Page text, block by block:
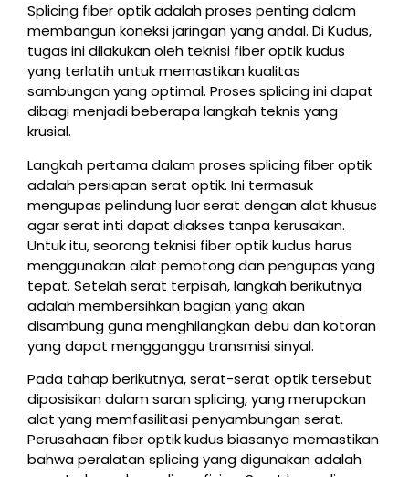
Splicing fiber optik adalah proses penting dalam
membangun koneksi jaringan yang andal. Di Kudus,
tugas ini dilakukan oleh teknisi fiber optik kudus
yang terlatih untuk memastikan kualitas
sambungan yang optimal. Proses splicing ini dapat
dibagi menjadi beberapa langkah teknis yang
krusial.
Langkah pertama dalam proses splicing fiber optik
adalah persiapan serat optik. Ini termasuk
mengupas pelindung luar serat dengan alat khusus
agar serat inti dapat diakses tanpa kerusakan.
Untuk itu, seorang teknisi fiber optik kudus harus
menggunakan alat pemotong dan pengupas yang
tepat. Setelah serat terpisah, langkah berikutnya
adalah membersihkan bagian yang akan
disambung guna menghilangkan debu dan kotoran
yang dapat mengganggu transmisi sinyal.
Pada tahap berikutnya, serat-serat optik tersebut
diposisikan dalam saran splicing, yang merupakan
alat yang memfasilitasi penyambungan serat.
Perusahaan fiber optik kudus biasanya memastikan
bahwa peralatan splicing yang digunakan adalah